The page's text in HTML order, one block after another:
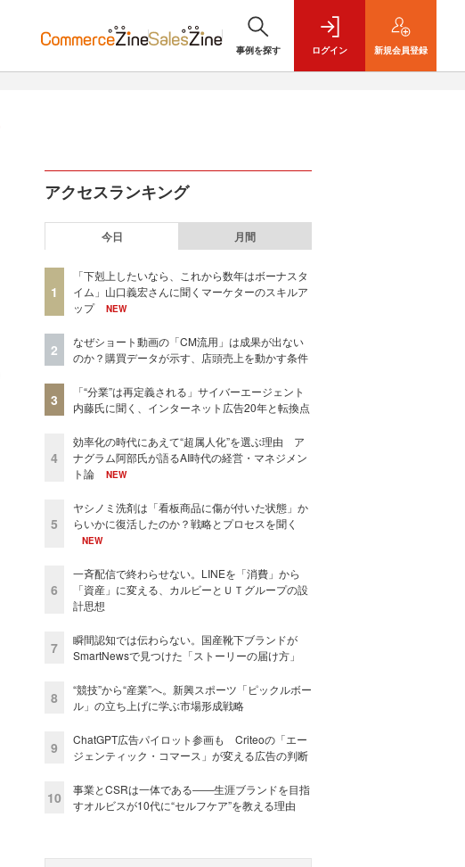
事例を探す ログイン 新規会員登録
アクセスランキング
今日 月間
1
「下剋上したいなら、これから数年はボーナスタ
イム」山口義宏さんに聞くマーケターのスキルア
ップ
NEW
2
なぜショート動画の「CM流用」は成果が出ない
のか？購買データが示す、店頭売上を動かす条件
3
「“分業”は再定義される」サイバーエージェント
内藤氏に聞く、インターネット広告20年と転換点
4
効率化の時代にあえて“超属人化”を選ぶ理由 ア
ナグラム阿部氏が語るAI時代の経営・マネジメン
ト論
NEW
5
ヤシノミ洗剤は「看板商品に傷が付いた状態」か
らいかに復活したのか？戦略とプロセスを聞く
NEW
6
一斉配信で終わらせない。LINEを「消費」から
「資産」に変える、カルビーとＵＴグループの設
計思想
7
瞬間認知では伝わらない。国産靴下ブランドが
SmartNewsで見つけた「ストーリーの届け方」
8
“競技”から“産業”へ。新興スポーツ「ピックルボー
ル」の立ち上げに学ぶ市場形成戦略
9
ChatGPT広告パイロット参画も Criteoの「エー
ジェンティック・コマース」が変える広告の判断
10
事業とCSRは一体である――生涯ブランドを目指
すオルビスが10代に“セルフケア”を教える理由